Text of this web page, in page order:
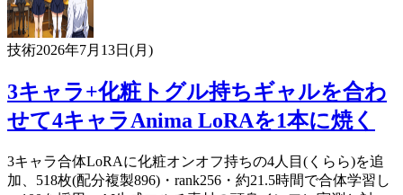
技術2026年7月13日(月)
3キャラ+化粧トグル持ちギャルを合わ
せて4キャラAnima LoRAを1本に焼く
3キャラ合体LoRAに化粧オンオフ持ちの4人目(くらら)を追
加、518枚(配分複製896)・rank256・約21.5時間で合体学習し